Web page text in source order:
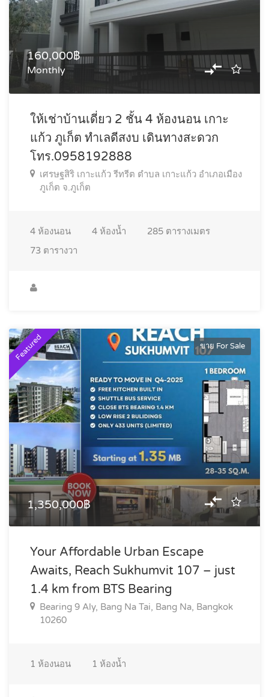
160,000฿
Monthly
ให้เช่าบ้านเดี่ยว 2 ชั้น 4 ห้องนอน เกาะ
แก้ว ภูเก็ต ทำเลดีสงบ เดินทางสะดวก
โทร.0958192888
เศรษฐสิริ เกาะแก้ว รีทรีต ตำบล เกาะแก้ว อำเภอเมือง
ภูเก็ต จ.ภูเก็ต
4 ห้องนอน 4 ห้องน้ำ 285 ตารางเมตร
73 ตารางวา
Featured ขาย For Sale
1,350,000฿
Your Affordable Urban Escape
Awaits, Reach Sukhumvit 107 – just
1.4 km from BTS Bearing
Bearing 9 Aly, Bang Na Tai, Bang Na, Bangkok
10260
1 ห้องนอน 1 ห้องน้ำ